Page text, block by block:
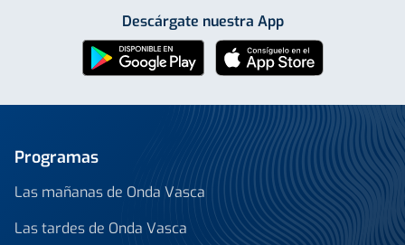
Descárgate nuestra App
Programas
Las mañanas de Onda Vasca
Las tardes de Onda Vasca